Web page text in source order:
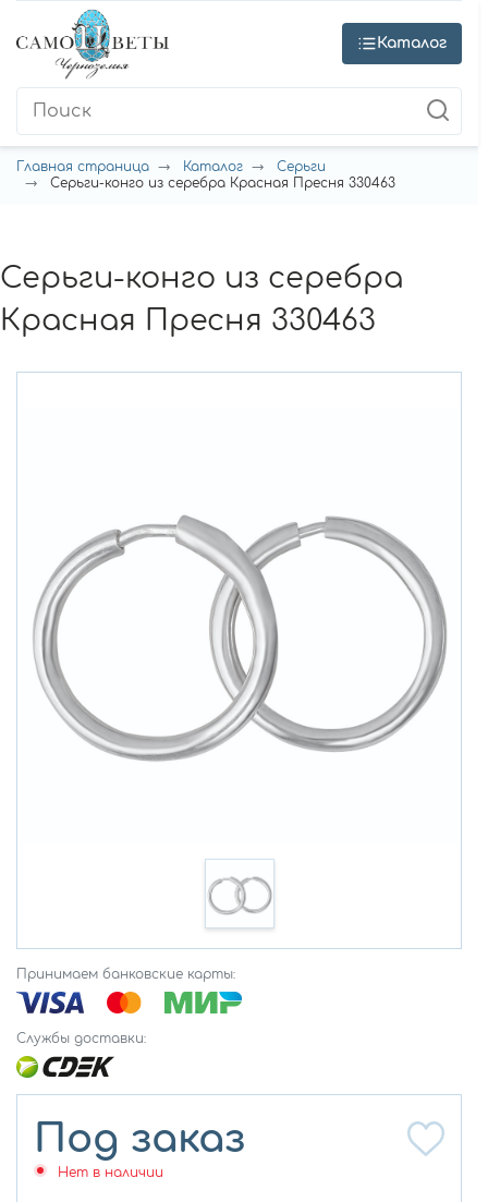
Каталог
Главная страница Каталог
Серьги
Серьги-конго из серебра Красная Пресня 330463
Серьги-конго из серебра
Красная Пресня 330463
Принимаем банковские карты:
Службы доставки:
Под заказ
Нет в наличии